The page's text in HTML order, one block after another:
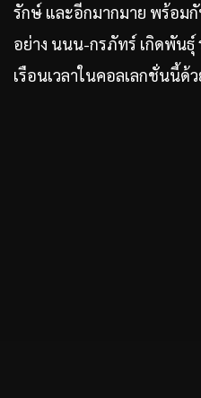
รักษ์ และอีกมากมาย พร้อม
อย่าง นนน-กรภัทร์ เกิดพัน
เรือนเวลาในคอลเลกชั่นนี้ด้